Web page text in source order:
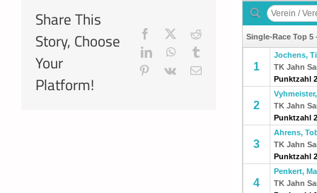
Share This
Story, Choose
Your
Platform!
Facebook
Reddit
LinkedInWhatsApp
Pinterest
Vk
E-